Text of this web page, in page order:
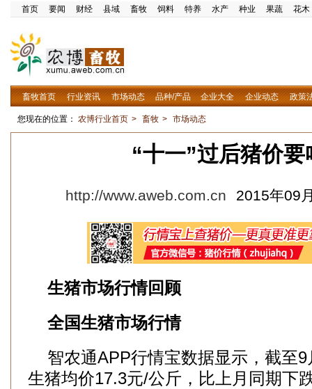
首页 要闻 财经 县域 畜牧 饲料 特养 水产 种业 果蔬 花木
畜牧首页 行业资讯 市场动态 品种/产品 企业大全 企业动态 政策
您现在的位置： 农博行业首页 > 畜牧 > 市场动态
“十一”过后猪价要
http://www.aweb.com.cn 2015年09
生猪市场行情回顾
全国生猪市场行情
智农通APP行情宝数据显示，截至9
生猪均价17.3元/公斤，比上月同期下